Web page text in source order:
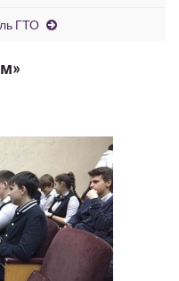
ГТО